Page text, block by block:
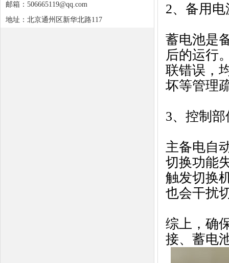
邮箱：506665119@qq.com
地址：北京通州区新华北路117
2、备用
蓄电池是
后的运行
联错误，
坏等管理
3、控制
主备电自
切换功能
触发切换
也会干扰
综上，确
接、蓄电